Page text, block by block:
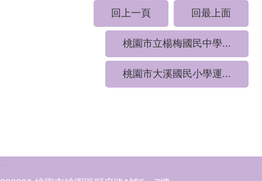
回上一頁
回最上面
桃園市立楊梅國民中學...
桃園市大溪國民小學運...
:::